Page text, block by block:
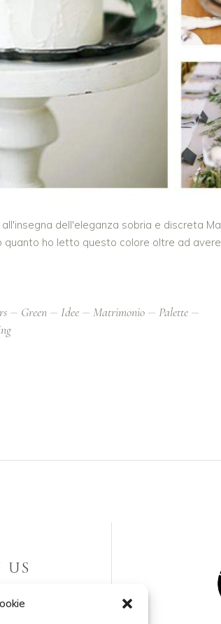
dell'eleganza sobria e discreta
quanto ho letto questo colore oltre ad
Green Idee Matrimonio
Palette
US